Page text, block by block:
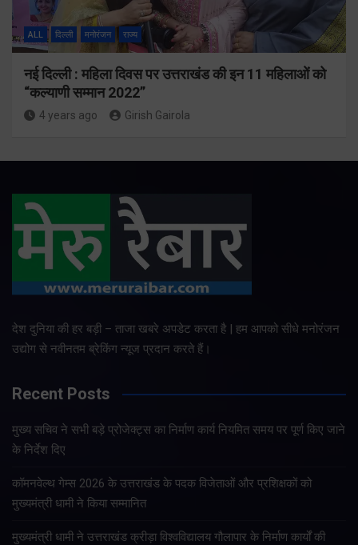
ALL दिल्ली मनोरंजन राज्य
नई दिल्ली : महिला दिवस पर उत्तराखंड की इन 11 महिलाओं को
“कल्याणी सम्मान 2022”
4 years ago Girish Gairola
देश दुनिया की हर बड़ी – ताजा खबरे अपडेट करता है | हम आपको सीधे मनोरंजन
उद्योग से नवीनतम ब्रेकिंग न्यूज प्रदान करते हैं।
Recent Posts
मुख्य सचिव ने सभी बड़े प्रोजेक्ट्स का निर्माण कार्य नियमित समय पर पूर्ण किए जाने
के निर्देश दिए
कॉमनवेल्थ गेम्स 2026 के उत्तराखंड के पदक विजेताओं और प्रशिक्षकों को
मुख्यमंत्री धामी ने किया सम्मानित
मुख्यमंत्री धामी ने उत्तराखंड क्रीड़ा विश्वविद्यालय गौलापार के निर्माण कार्यों की